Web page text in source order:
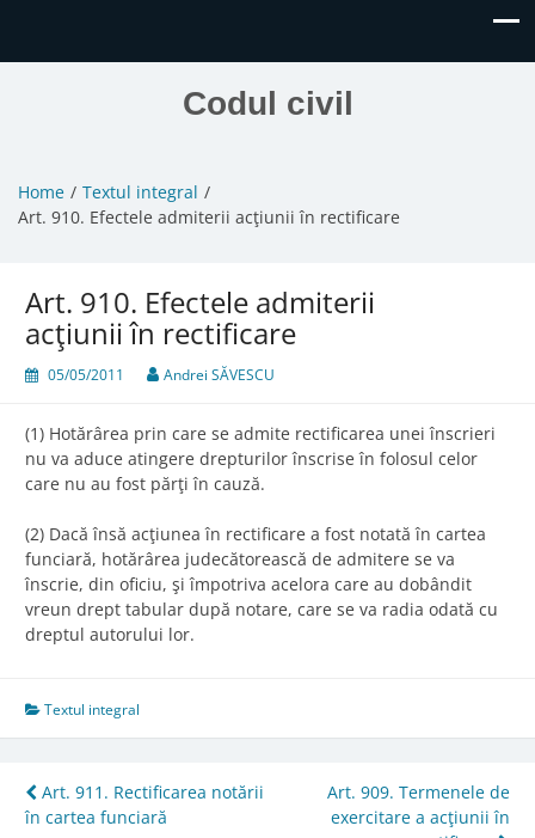
Codul civil
Home
Textul integral
Art. 910. Efectele admiterii acţiunii în rectificare
Art. 910. Efectele admiterii
acţiunii în rectificare
05/05/2011 Andrei SĂVESCU
(1) Hotărârea prin care se admite rectificarea unei înscrieri
nu va aduce atingere drepturilor înscrise în folosul celor
care nu au fost părţi în cauză.
(2) Dacă însă acţiunea în rectificare a fost notată în cartea
funciară, hotărârea judecătorească de admitere se va
înscrie, din oficiu, şi împotriva acelora care au dobândit
vreun drept tabular după notare, care se va radia odată cu
dreptul autorului lor.
Textul integral
Post
Art. 911. Rectificarea notării
în cartea funciară
Art. 909. Termenele de
exercitare a acţiunii în